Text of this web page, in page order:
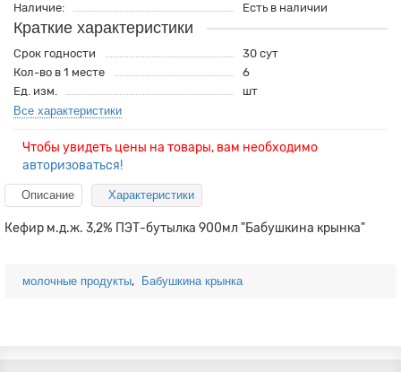
Наличие:
Есть в наличии
Краткие характеристики
Срок годности
30 сут
Кол-во в 1 месте
6
Ед. изм.
шт
Все характеристики
Чтобы увидеть цены на товары, вам необходимо
авторизоваться!
Описание Характеристики
Кефир м.д.ж. 3,2% ПЭТ-бутылка 900мл "Бабушкина крынка"
молочные продукты, Бабушкина крынка